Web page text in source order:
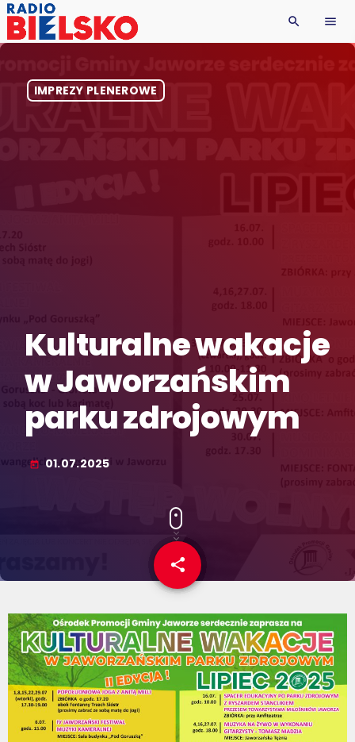
search menu
IMPREZY PLENEROWE
Kulturalne wakacje
w Jaworzańskim
parku zdrojowym
today 01.07.2025
share
email